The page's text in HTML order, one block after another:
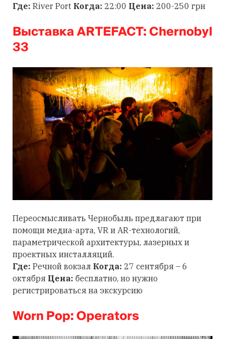
Где: River Port Когда: 22:00 Цена: 200-250 грн
Выставка ARTEFACT: Chernobyl
33
Переосмысливать Чернобыль предлагают при
помощи медиа-арта, VR и AR-технологий,
параметрической архитектуры, лазерных и
проектных инсталляций.
Где: Речной вокзал Когда: 27 сентября – 6
октября Цена: бесплатно, но нужно
регистрироваться на экскурсию
Worn Pop: Operators